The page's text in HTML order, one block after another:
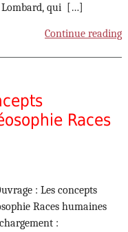
Lombard, qui […]
Continue reading
Races
: Les concepts
Races humaines
: